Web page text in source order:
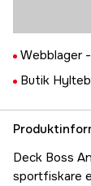
Webblager -
Butik
Deck Boss
sportfiskare